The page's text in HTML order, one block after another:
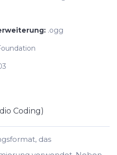
.ogg
Coding)
das